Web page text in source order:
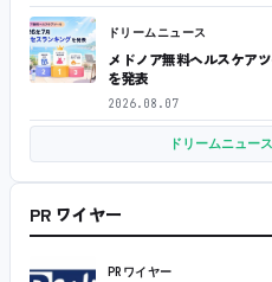
ドリームニュース
メドノア無料ヘルスケア
を発表
2026.08.07
ドリームニュー
PR ワイヤー
PRワイヤー